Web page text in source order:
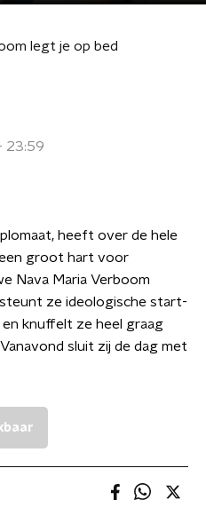
legt je op bed
23:59
heeft over de hele
groot hart voor
Nava Maria Verboom
ze ideologische start-
knuffelt ze heel graag
sluit zij de dag met